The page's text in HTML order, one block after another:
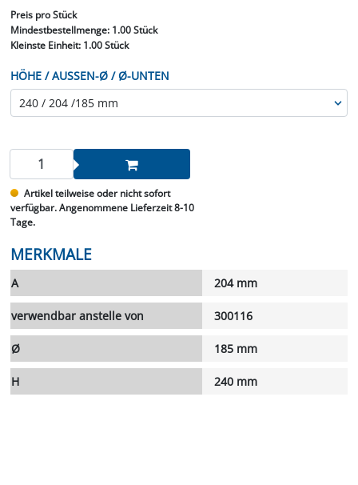
Preis pro Stück
Mindestbestellmenge: 1.00 Stück
Kleinste Einheit:1.00 Stück
HÖHE / AUSSEN-Ø / Ø-UNTEN
Artikel teilweise oder nicht sofort
verfügbar. Angenommene Lieferzeit 8-10
Tage.
MERKMALE
A 204 mm
verwendbar anstelle von 300116
Ø 185 mm
H 240 mm